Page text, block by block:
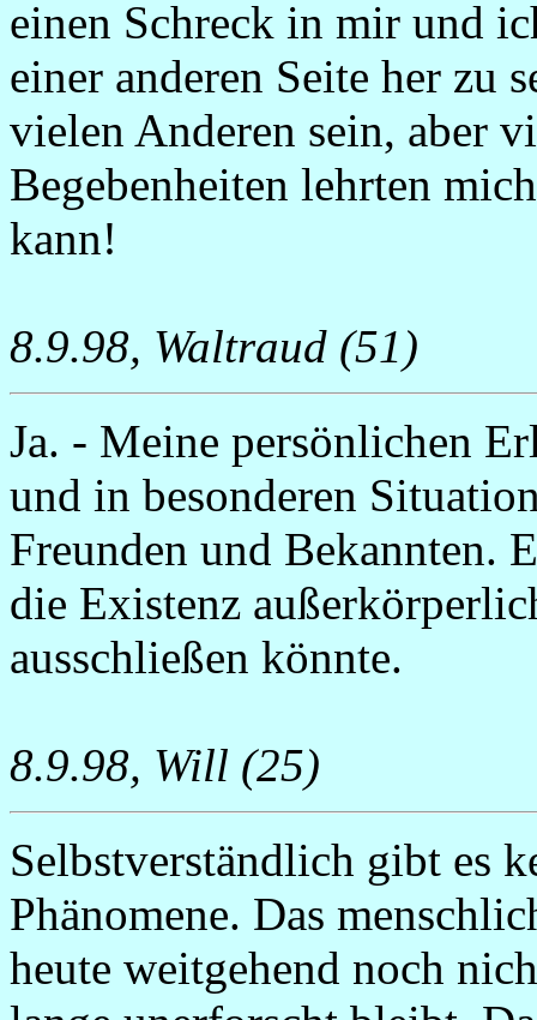
einen Schreck in mir und
einer anderen Seite her zu
vielen Anderen sein, aber
Begebenheiten lehrten
kann!
8.9.98, Waltraud (51)
Ja. - Meine persönlichen
und in besonderen
Freunden und Bekannten.
die Existenz
ausschließen könnte.
8.9.98, Will (25)
Selbstverständlich gibt es
Phänomene. Das
heute weitgehend noch